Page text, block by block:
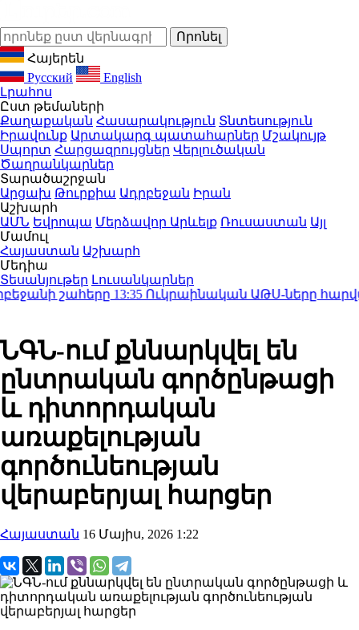
Հայերեն
Русский
English
Լրահոս
Ըստ թեմաների
Քաղաքական Հասարակություն Տնտեսություն
Իրավունք Արտակարգ պատահարներ Մշակույթ
Սպորտ Հարցազրույցներ Վերլուծական
Ծաղրանկարներ
Տարածաշրջան
Արցախ Թուրքիա Ադրբեջան Իրան
Աշխարհ
ԱՄՆ Եվրոպա Մերձավոր Արևելք Ռուսաստան Այլ
Մամուլ
Հայաստան Աշխարհ
Մեդիա
Տեսանյութեր Լուսանկարներ
շահերը13:35 Ուկրաինական ԱԹՍ-ները հարվածել
ՆԳՆ-ում քննարկվել են
ընտրական գործընթացի
և դիտորդական
առաքելության
գործունեության
վերաբերյալ հարցեր
Հայաստան 16 Մայիս, 2026 1:22